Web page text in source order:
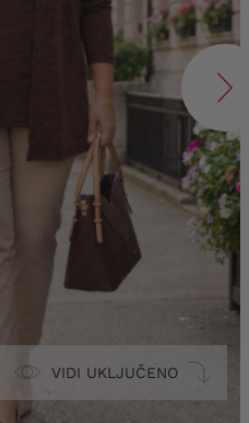
VIDI UKLJUČENO